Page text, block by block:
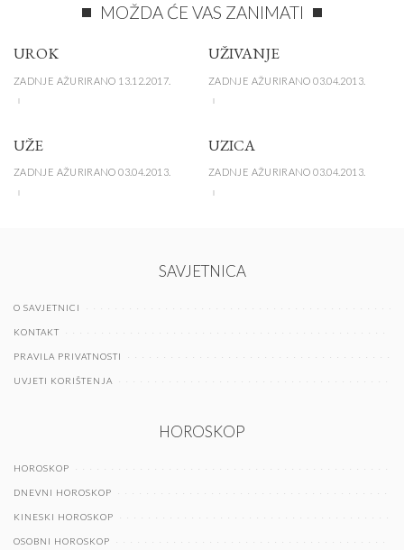
MOŽDA ĆE VAS ZANIMATI
UROK
ZADNJE AŽURIRANO 13.12.2017.
UŽIVANJE
ZADNJE AŽURIRANO 03.04.2013.
UŽE
ZADNJE AŽURIRANO 03.04.2013.
UZICA
ZADNJE AŽURIRANO 03.04.2013.
SAVJETNICA
O SAVJETNICI
KONTAKT
PRAVILA PRIVATNOSTI
UVJETI KORIŠTENJA
HOROSKOP
HOROSKOP
DNEVNI HOROSKOP
KINESKI HOROSKOP
OSOBNI HOROSKOP